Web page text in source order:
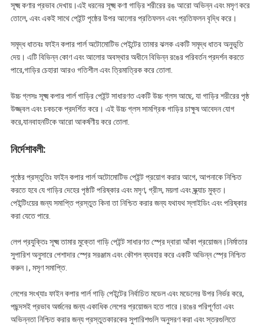
সূক্ষ্ম কণার প্রভাব দেখায়।এই ধরনের সূক্ষ্ম কণা গাড়ির শরীরের রঙ আরো অভিন্ন এবং মসৃণ করে
তোলে, এবং একই সাথে পেইন্ট পৃষ্ঠের উপর আলোর প্রতিফলন এবং প্রতিফলন বৃদ্ধি করে।
সমৃদ্ধ ধাতবঃ ফাইন কপার পার্ল অটোমোটিভ পেইন্টের তামার ঝলক একটি সমৃদ্ধ ধাতব অনুভূতি
দেয়। এটি বিভিন্ন কোণ এবং আলোর অবস্থার অধীনে বিভিন্ন রঙের পরিবর্তন প্রদর্শন করতে
পারে,গাড়ির চেহারা আরও গতিশীল এবং ত্রিমাত্রিক করে তোলা.
উচ্চ গ্লসঃ সূক্ষ্ম কপার পার্ল গাড়ির পেইন্ট সাধারণত একটি উচ্চ গ্লস আছে, যা গাড়ির শরীরের পৃষ্ঠ
উজ্জ্বল এবং চকচকে প্রদর্শিত করে। এই উচ্চ গ্লস সামগ্রিক গাড়ির চাক্ষুষ আবেদন যোগ
করে,যানবাহনটিকে আরো আকর্ষণীয় করে তোলা.
নির্দেশাবলী:
পৃষ্ঠের প্রস্তুতিঃ ফাইন কপার পার্ল অটোমোটিভ পেইন্ট প্রয়োগ করার আগে, আপনাকে নিশ্চিত
করতে হবে যে গাড়ির দেহের পৃষ্ঠটি পরিষ্কার এবং মসৃণ, গ্রীস, ময়লা এবং স্ক্র্যাচ মুক্ত।
পেইন্টিংয়ের জন্য সমাপ্তি প্রস্তুত কিনা তা নিশ্চিত করার জন্য যথাযথ স্লাইডিং এবং পরিষ্কার
করা যেতে পারে.
লেপ প্রযুক্তিঃ সূক্ষ্ম তামার মুক্তো গাড়ি পেইন্ট সাধারণত স্প্রে দ্বারা আঁকা প্রয়োজন।নির্মাতার
সুপারিশ অনুসারে পেশাদার স্প্রে সরঞ্জাম এবং কৌশল ব্যবহার করে একটি অভিন্ন স্প্রে নিশ্চিত
করুন।, মসৃণ সমাপ্তি.
লেপের সংখ্যাঃ ফাইন কপার পার্ল গাড়ি পেইন্টের নির্বাচিত মডেল এবং মডেলের উপর নির্ভর করে,
পছন্দসই প্রভাব অর্জনের জন্য একাধিক লেপের প্রয়োজন হতে পারে।রঙের পরিপূর্ণতা এবং
অভিন্নতা নিশ্চিত করার জন্য প্রস্তুতকারকের সুপারিশগুলি অনুসরণ করা এবং স্তরগুলিতে